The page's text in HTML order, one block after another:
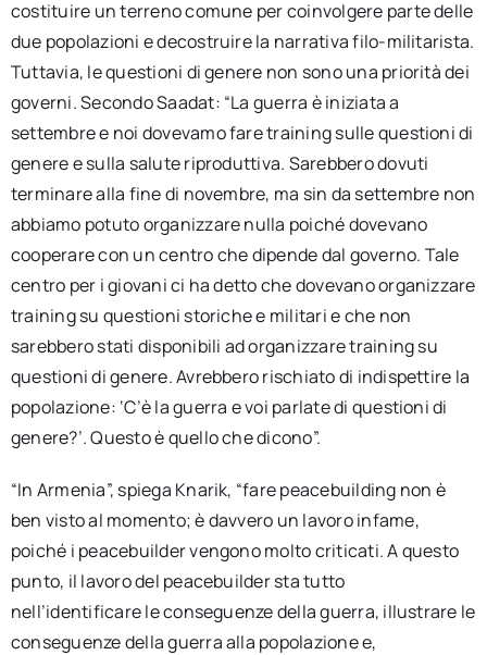
costituire un terreno comune per coinvolgere parte delle
due popolazioni e decostruire la narrativa filo-militarista.
Tuttavia, le questioni di genere non sono una priorità dei
governi. Secondo Saadat: “La guerra è iniziata a
settembre e noi dovevamo fare training sulle questioni di
genere e sulla salute riproduttiva. Sarebbero dovuti
terminare alla fine di novembre, ma sin da settembre non
abbiamo potuto organizzare nulla poiché dovevano
cooperare con un centro che dipende dal governo. Tale
centro per i giovani ci ha detto che dovevano organizzare
training su questioni storiche e militari e che non
sarebbero stati disponibili ad organizzare training su
questioni di genere. Avrebbero rischiato di indispettire la
popolazione: ‘C’è la guerra e voi parlate di questioni di
genere?’.Questo è quello che dicono”.
“In Armenia”, spiega Knarik, “fare peacebuilding non è
ben visto al momento; è davvero un lavoro infame,
poiché i peacebuilder vengono molto criticati. A questo
punto, il lavoro del peacebuilder sta tutto
nell’identificare le conseguenze della guerra, illustrare le
conseguenze della guerra alla popolazione e,